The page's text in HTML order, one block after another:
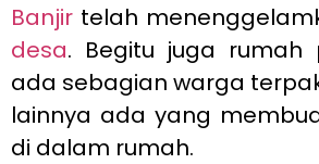
Banjir telah
desa. Begitu juga rumah
ada sebagian warga
lainnya ada yang
di dalam rumah.